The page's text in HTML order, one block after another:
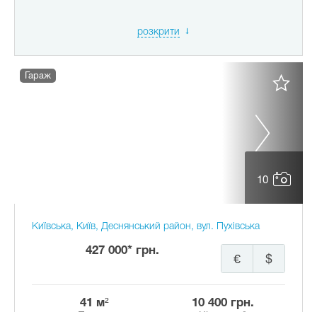
розкрити
10
Гараж
Київська, Київ, Деснянський район, вул. Пухівська
427 000* грн.
$
€
41 м² 10 400 грн.